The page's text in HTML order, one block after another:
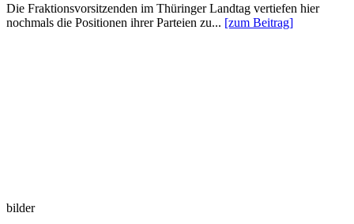
Die Fraktionsvorsitzenden im Thüringer Landtag vertiefen hier
nochmals die Positionen ihrer Parteien zu... [zum Beitrag]
bilder